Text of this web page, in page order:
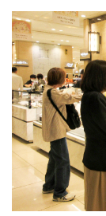
（11.9％減）を
商品別では、家
（28.0％増）と
（9.3％増）、衣
（21.3％増）の